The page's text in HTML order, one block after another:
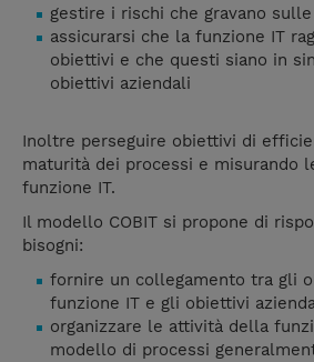
gestire i rischi che gravano
assicurarsi che la funzione IT
obiettivi e che questi siano in
obiettivi aziendali
Inoltre perseguire obiettivi di
maturità dei processi e misurando
funzione IT.
Il modello COBIT si propone di
bisogni:
fornire un collegamento tra gli
funzione IT e gli obiettivi
organizzare le attività della
modello di processi